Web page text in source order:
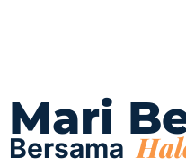
Mari
Bersama